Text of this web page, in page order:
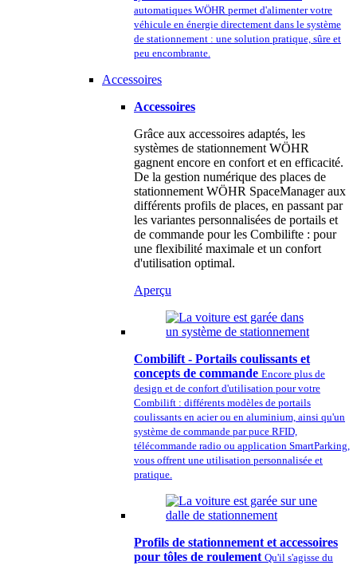
automatiques WÖHR permet d'alimenter votre
véhicule en énergie directement dans le système
de stationnement : une solution pratique, sûre et
peu encombrante.
Accessoires
Accessoires
Grâce aux accessoires adaptés, les
systèmes de stationnement WÖHR
gagnent encore en confort et en efficacité.
De la gestion numérique des places de
stationnement WÖHR SpaceManager aux
différents profils de places, en passant par
les variantes personnalisées de portails et
de commande pour les Combilifte : pour
une flexibilité maximale et un confort
d'utilisation optimal.
Aperçu
Combilift - Portails coulissants et
concepts de commande Encore plus de
design et de confort d'utilisation pour votre
Combilift : différents modèles de portails
coulissants en acier ou en aluminium, ainsi qu'un
système de commande par puce RFID,
télécommande radio ou application SmartParking,
vous offrent une utilisation personnalisée et
pratique.
Profils de stationnement et accessoires
pour tôles de roulement Qu'il s'agisse du